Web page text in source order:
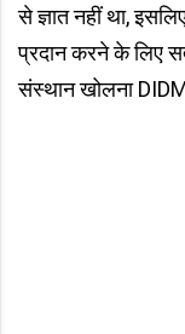
से ज्ञात नहीं था,
प्रदान करने के लिए
संस्थान खोलना